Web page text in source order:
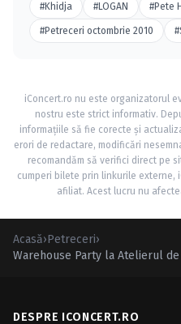
#Khidja #LOGAN #Pete
#Petreceri octombrie 2010
iConcert.ro nu este organizatorul
nostru este strict informativ.
informațiile să fie corecte și
erori de redactare, modificări
recomandăm să verifici direct pe
cumperi bilete prin linkurile externe,
afiliat. Acest lucru nu
Acasă›Petreceri›
Warehouse Party la Atelierul
DESPRE ICONCERT.RO